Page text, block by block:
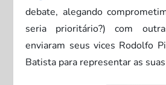
debate, alegando
seria prioritário?) com
enviaram seus vices Rodolfo
Batista para representar as